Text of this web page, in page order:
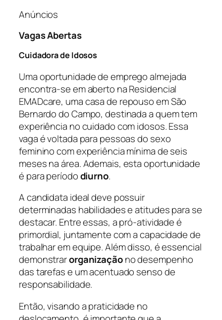
Anúncios
Vagas Abertas
Cuidadora de Idosos
Uma oportunidade de emprego almejada
encontra-se em aberto na Residencial
EMADcare, uma casa de repouso em São
Bernardo do Campo, destinada a quem tem
experiência no cuidado com idosos. Essa
vaga é voltada para pessoas do sexo
feminino com experiência mínima de seis
meses na área. Ademais, esta oportunidade
é para períododiurno.
A candidata ideal deve possuir
determinadas habilidades e atitudes para se
destacar. Entre essas, a pró-atividade é
primordial, juntamente com a capacidade de
trabalhar em equipe. Além disso, é essencial
demonstrarorganizaçãono desempenho
das tarefas e um acentuado senso de
responsabilidade.
Então, visando a praticidade no